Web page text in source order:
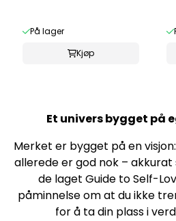
På lager
Kjøp
Et univers bygget på
Merket er bygget på en
allerede er god nok –
de laget Guide to Self-
påminnelse om at du ikke
for å ta din plass i